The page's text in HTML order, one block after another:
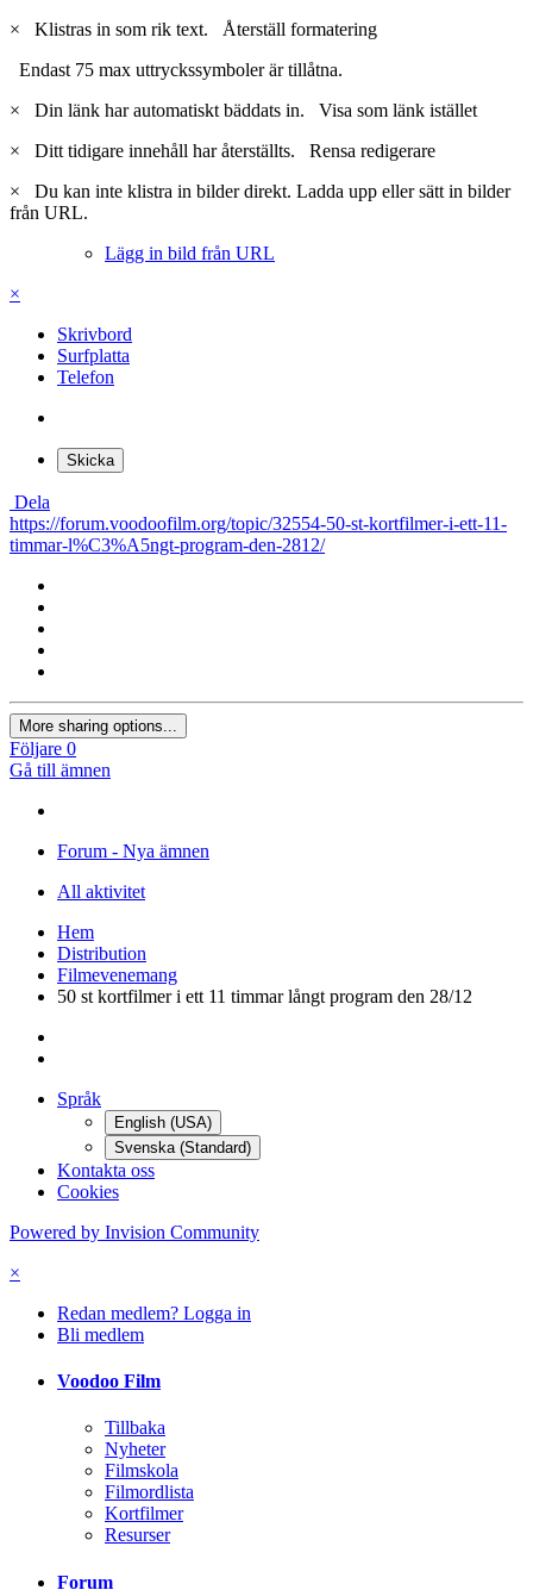
×
Klistras in som rik text. Återställ formatering
Endast 75 max uttryckssymboler är tillåtna.
×
Din länk har automatiskt bäddats in. Visa som länk istället
×
Ditt tidigare innehåll har återställts. Rensa redigerare
×
Du kan inte klistra in bilder direkt. Ladda upp eller sätt in bilder
från URL.
Lägg in bild från URL
×
Skrivbord
Surfplatta
Telefon
Skicka
Dela
https://forum.voodoofilm.org/topic/32554-50-st-kortfilmer-i-ett-11-
timmar-l%C3%A5ngt-program-den-2812/
More sharing options...
Följare 0
Gå till ämnen
Forum - Nya ämnen
All aktivitet
Hem
Distribution
Filmevenemang
50 st kortfilmer i ett 11 timmar långt program den 28/12
Språk
English (USA)
Svenska (Standard)
Kontakta oss
Cookies
Powered by Invision Community
×
Redan medlem? Logga in
Bli medlem
Voodoo Film
Tillbaka
Nyheter
Filmskola
Filmordlista
Kortfilmer
Resurser
Forum